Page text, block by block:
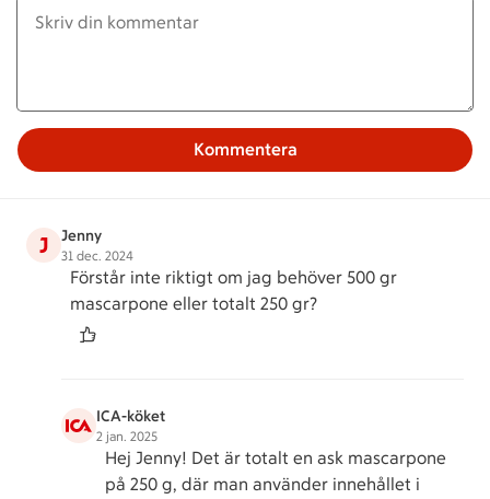
Kommentera
J Jenny
31 dec. 2024
Förstår inte riktigt om jag behöver 500 gr
mascarpone eller totalt 250 gr?
ICA-köket
2 jan. 2025
Hej Jenny! Det är totalt en ask mascarpone
på 250 g, där man använder innehållet i